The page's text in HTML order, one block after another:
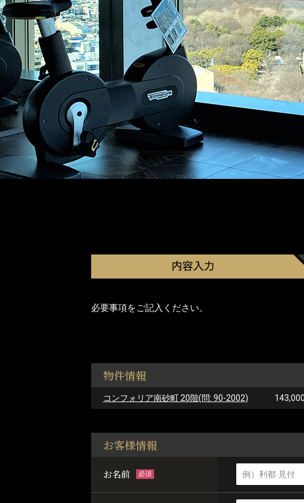
必要事項をご記入ください。
物件情報
コンフォリア南砂町 20階(問: 90-2002)
お客様情報
お名前 必須